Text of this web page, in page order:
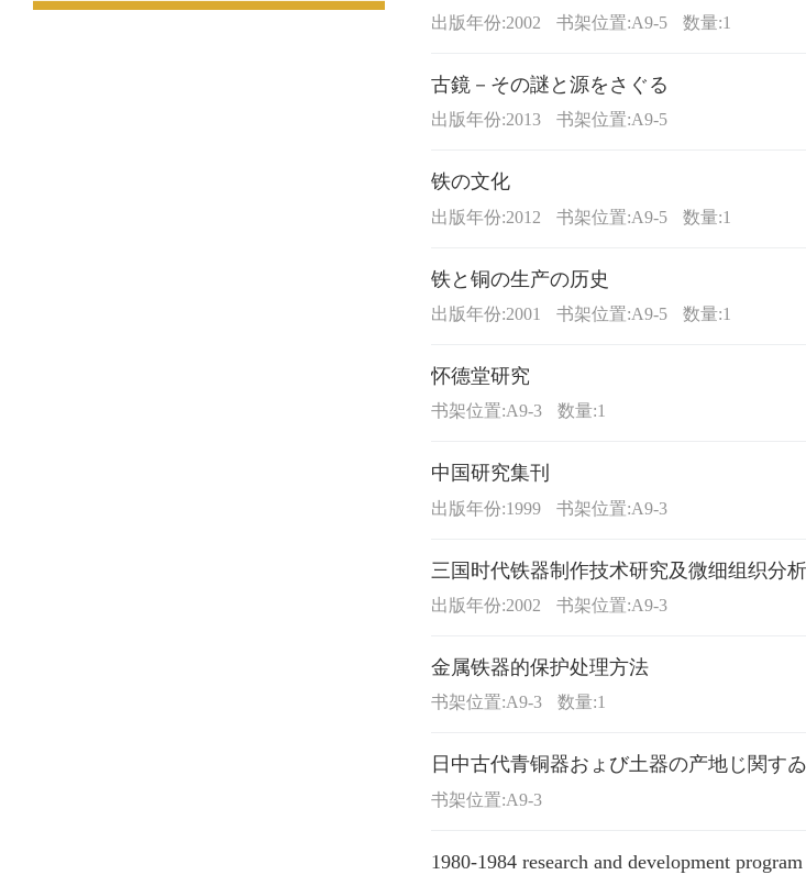
出版年份:2002 书架位置:A9-5 数量:1
古鏡－その謎と源をさぐる
出版年份:2013 书架位置:A9-5
铁の文化
出版年份:2012 书架位置:A9-5 数量:1
铁と铜の生产の历史
出版年份:2001 书架位置:A9-5 数量:1
怀德堂研究
书架位置:A9-3 数量:1
中国研究集刊
出版年份:1999 书架位置:A9-3
三国时代铁器制作技术研究及微细组织分析
出版年份:2002 书架位置:A9-3
金属铁器的保护处理方法
书架位置:A9-3 数量:1
日中古代青铜器おょび土器の产地じ関す
书架位置:A9-3
1980-1984 research and development